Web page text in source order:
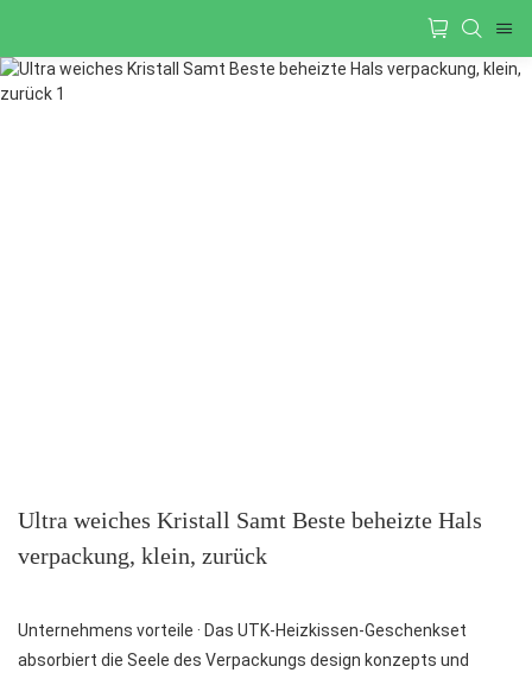
Ultra weiches Kristall Samt Beste beheizte Hals
verpackung, klein, zurück
Unternehmens vorteile · Das UTK-Heizkissen-Geschenkset
absorbiert die Seele des Verpackungs design konzepts und